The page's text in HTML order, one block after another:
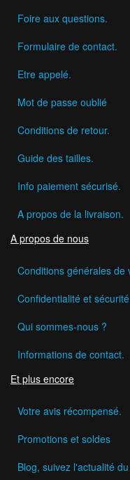
Foire aux questions.
Formulaire de contact.
Etre appelé.
Mot de passe oublié
Conditions de retour.
Guide des tailles.
Info paiement sécurisé.
A propos de la livraison.
A propos de nous
Conditions générales de
Confidentialité et
Qui sommes-nous ?
Informations de contact.
Et plus encore
Votre avis récompensé.
Promotions et soldes
Blog, suivez l'actualité